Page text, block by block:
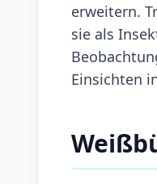
erweitern.
sie als
Einsichten